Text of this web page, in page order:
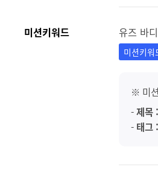
미션키워드 유즈 바
미션키워
※ 미
-제목 :
- 태그 :